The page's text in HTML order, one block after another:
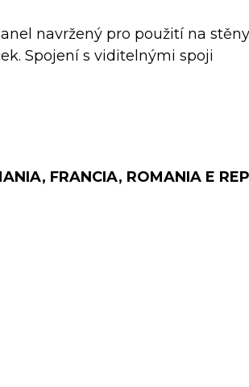
navržený pro použití na
Spojení s viditelnými spoji
FRANCIA, ROMANIA E